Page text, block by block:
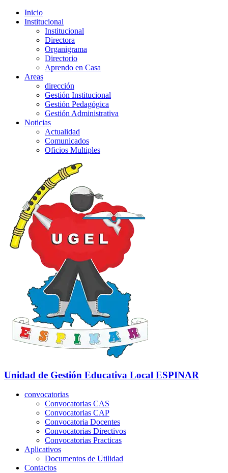
Inicio
Institucional
Institucional
Directora
Organigrama
Directorio
Aprendo en Casa
Areas
dirección
Gestión Institucional
Gestión Pedagógica
Gestión Administrativa
Noticias
Actualidad
Comunicados
Oficios Multiples
Unidad de Gestión Educativa Local ESPINAR
convocatorias
Convocatorias CAS
Convocatorias CAP
Convocatoria Docentes
Convocatorias Directivos
Convocatorias Practicas
Aplicativos
Documentos de Utilidad
Contactos